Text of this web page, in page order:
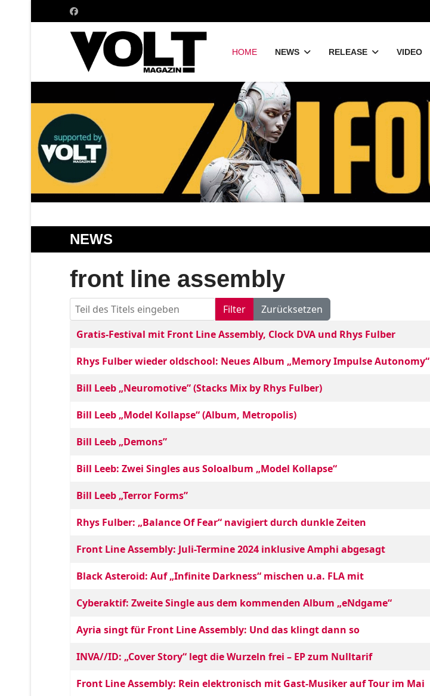
HOME NEWS RELEASE VIDEO
NEWS
front line assembly
Teil des Titels eingeben Filter Zurücksetzen
Titel Veröffentlichungsdatum
Gratis-Festival mit Front Line Assembly, Clock DVA und Rhys Fulber
Rhys Fulber wieder oldschool: Neues Album „Memory Impulse Autonomy“
Bill Leeb „Neuromotive” (Stacks Mix by Rhys Fulber)
Bill Leeb „Model Kollapse“ (Album, Metropolis)
Bill Leeb „Demons”
Bill Leeb: Zwei Singles aus Soloalbum „Model Kollapse“
Bill Leeb „Terror Forms”
Rhys Fulber: „Balance Of Fear“ navigiert durch dunkle Zeiten
Front Line Assembly: Juli-Termine 2024 inklusive Amphi abgesagt
Black Asteroid: Auf „Infinite Darkness“ mischen u.a. FLA mit
Cyberaktif: Zweite Single aus dem kommenden Album „eNdgame“
Ayria singt für Front Line Assembly: Und das klingt dann so
INVA//ID: „Cover Story“ legt die Wurzeln frei – EP zum Nulltarif
Front Line Assembly: Rein elektronisch mit Gast-Musiker auf Tour im Mai